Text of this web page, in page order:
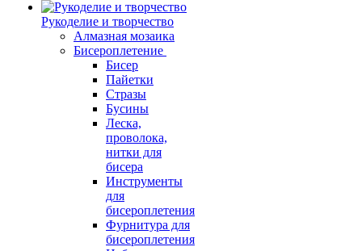
Рукоделие и творчество
Алмазная мозаика
Бисероплетение
Бисер
Пайетки
Стразы
Бусины
Леска,
проволока,
нитки для
бисера
Инструменты
для
бисероплетения
Фурнитура для
бисероплетения